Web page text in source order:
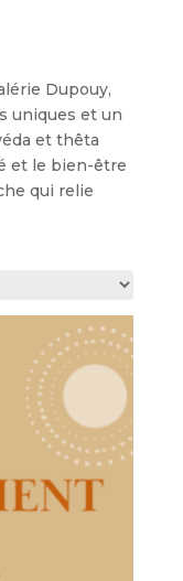
Dupouy,
uniques et un
et thêta
et le bien-être
qui relie